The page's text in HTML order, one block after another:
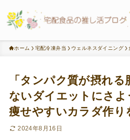
ホーム 宅配冷凍弁当 ウェルネスダイニング
「タンパク質が摂れ
ないダイエットにさよ
痩せやすいカラダ作り
2024年8月16日